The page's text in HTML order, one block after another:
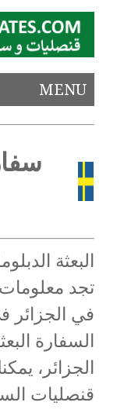
MENU
البعثة
تجد معلومات
في الجزائر
السفارة
الجزائر،
قنصليات